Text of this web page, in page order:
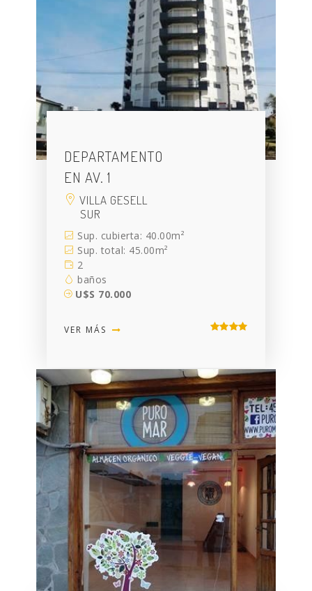
DEPARTAMENTO
EN AV. 1
VILLA GESELL
SUR
Sup. cubierta: 40.00m²
Sup. total: 45.00m²
2
baños
U$S 70.000
VER MÁS